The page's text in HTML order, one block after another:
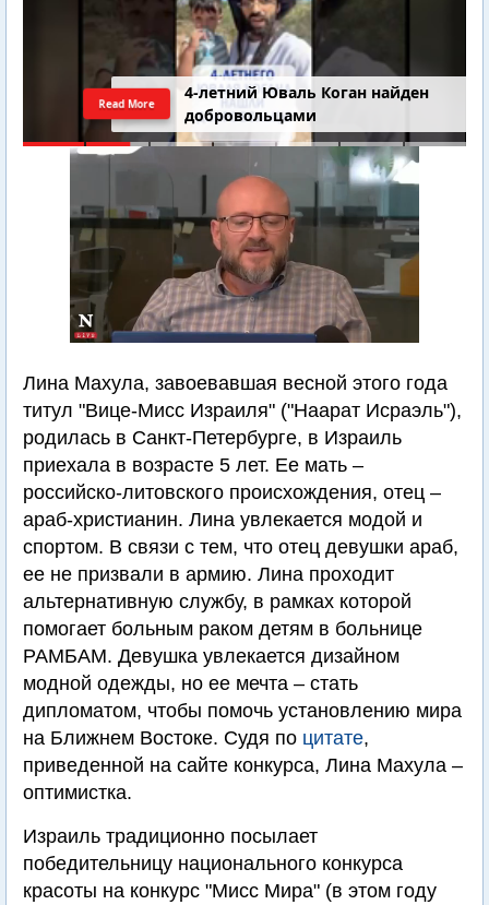
4-летний Юваль Коган найден
добровольцами
Read More
Лина Махула, завоевавшая весной этого года
титул "Вице-Мисс Израиля" ("Наарат Исраэль"),
родилась в Санкт-Петербурге, в Израиль
приехала в возрасте 5 лет. Ее мать –
российско-литовского происхождения, отец –
араб-христианин. Лина увлекается модой и
спортом. В связи с тем, что отец девушки араб,
ее не призвали в армию. Лина проходит
альтернативную службу, в рамках которой
помогает больным раком детям в больнице
РАМБАМ. Девушка увлекается дизайном
модной одежды, но ее мечта – стать
дипломатом, чтобы помочь установлению мира
на Ближнем Востоке. Судя по цитате,
приведенной на сайте конкурса, Лина Махула –
оптимистка.
Израиль традиционно посылает
победительницу национального конкурса
красоты на конкурс "Мисс Мира" (в этом году